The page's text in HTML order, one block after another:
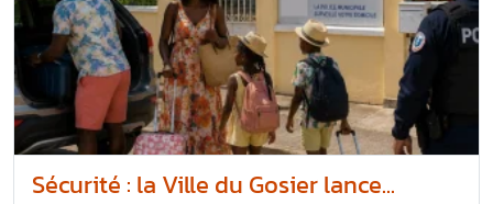
Sécurité : la Ville du Gosier lance...